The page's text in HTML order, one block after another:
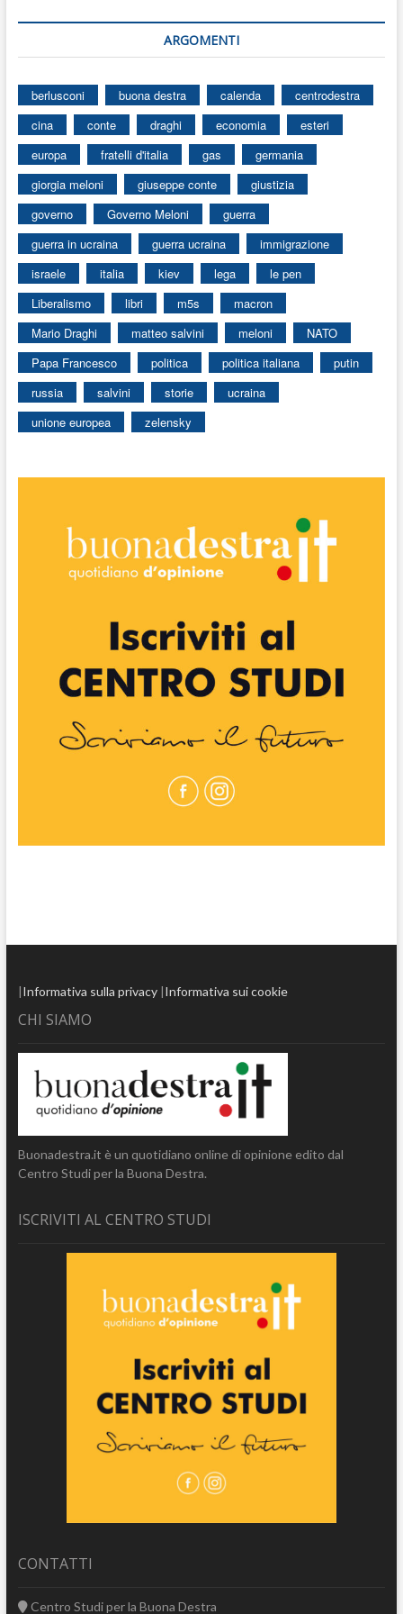
ARGOMENTI
berlusconi buona destra calenda
centrodestra
cina
conte draghi economia
esteri
europa
fratelli d'italia gas
germania
giorgia meloni
giuseppe conte
giustizia
governo
Governo Meloni
guerra
guerra in ucraina
guerra ucraina
immigrazione
israele
italia kiev lega
le pen
Liberalismo
libri m5s
macron
Mario Draghi
matteo salvini meloni
NATO
Papa Francesco
politica politica italiana
putin
russia
salvini storie
ucraina
unione europea
zelensky
|Informativa sulla privacy|Informativa sui cookie
CHI SIAMO
Buonadestra.it è un quotidiano online di opinione edito dal
Centro Studi per la Buona Destra.
ISCRIVITI AL CENTRO STUDI
CONTATTI
Centro Studi per la Buona Destra